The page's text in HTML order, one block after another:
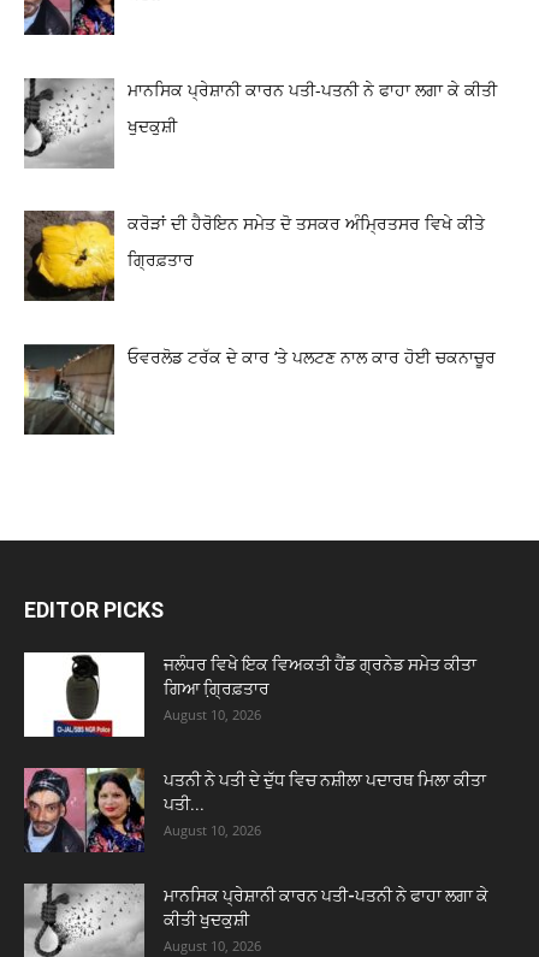
ਮਾਨਸਿਕ ਪ੍ਰੇਸ਼ਾਨੀ ਕਾਰਨ ਪਤੀ-ਪਤਨੀ ਨੇ ਫਾਹਾ ਲਗਾ ਕੇ ਕੀਤੀ
ਖੁਦਕੁਸ਼ੀ
ਕਰੋੜਾਂ ਦੀ ਹੈਰੋਇਨ ਸਮੇਤ ਦੋ ਤਸਕਰ ਅੰਮ੍ਰਿਤਸਰ ਵਿਖੇ ਕੀਤੇ
ਗ੍ਰਿਫ਼ਤਾਰ
ਓਵਰਲੋਡ ਟਰੱਕ ਦੇ ਕਾਰ ‘ਤੇ ਪਲਟਣ ਨਾਲ ਕਾਰ ਹੋਈ ਚਕਨਾਚੂਰ
EDITOR PICKS
ਜਲੰਧਰ ਵਿਖੇ ਇਕ ਵਿਅਕਤੀ ਹੈਂਡ ਗ੍ਰਨੇਡ ਸਮੇਤ ਕੀਤਾ
ਗਿਆ ਗ੍ਰਿ਼ਫ਼ਤਾਰ
August 10, 2026
ਪਤਨੀ ਨੇ ਪਤੀ ਦੇ ਦੁੱਧ ਵਿਚ ਨਸ਼ੀਲਾ ਪਦਾਰਥ ਮਿਲਾ ਕੀਤਾ
ਪਤੀ...
August 10, 2026
ਮਾਨਸਿਕ ਪ੍ਰੇਸ਼ਾਨੀ ਕਾਰਨ ਪਤੀ-ਪਤਨੀ ਨੇ ਫਾਹਾ ਲਗਾ ਕੇ
ਕੀਤੀ ਖੁਦਕੁਸ਼ੀ
August 10, 2026